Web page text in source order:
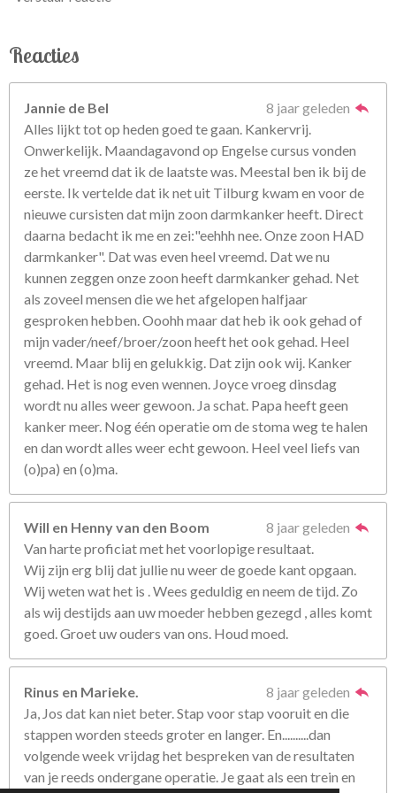
Reacties
Jannie de Bel
8 jaar geleden
Alles lijkt tot op heden goed te gaan. Kankervrij.
Onwerkelijk. Maandagavond op Engelse cursus vonden
ze het vreemd dat ik de laatste was. Meestal ben ik bij de
eerste. Ik vertelde dat ik net uit Tilburg kwam en voor de
nieuwe cursisten dat mijn zoon darmkanker heeft. Direct
daarna bedacht ik me en zei:"eehhh nee. Onze zoon HAD
darmkanker". Dat was even heel vreemd. Dat we nu
kunnen zeggen onze zoon heeft darmkanker gehad. Net
als zoveel mensen die we het afgelopen halfjaar
gesproken hebben. Ooohh maar dat heb ik ook gehad of
mijn vader/neef/broer/zoon heeft het ook gehad. Heel
vreemd. Maar blij en gelukkig. Dat zijn ook wij. Kanker
gehad. Het is nog even wennen. Joyce vroeg dinsdag
wordt nu alles weer gewoon. Ja schat. Papa heeft geen
kanker meer. Nog één operatie om de stoma weg te halen
en dan wordt alles weer echt gewoon. Heel veel liefs van
(o)pa) en (o)ma.
Will en Henny van den Boom
8 jaar geleden
Van harte proficiat met het voorlopige resultaat.
Wij zijn erg blij dat jullie nu weer de goede kant opgaan.
Wij weten wat het is . Wees geduldig en neem de tijd. Zo
als wij destijds aan uw moeder hebben gezegd , alles komt
goed. Groet uw ouders van ons. Houd moed.
Rinus en Marieke.
8 jaar geleden
Ja, Jos dat kan niet beter. Stap voor stap vooruit en die
stappen worden steeds groter en langer. En..........dan
volgende week vrijdag het bespreken van de resultaten
van je reeds ondergane operatie. Je gaat als een trein en